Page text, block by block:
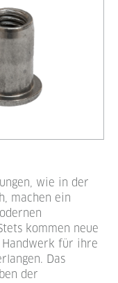
wie in der
machen ein
kommen neue
für ihre
Das
der